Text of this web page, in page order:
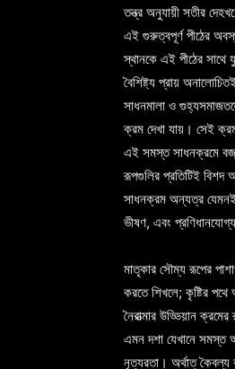
তন্ত্র অনুযায়ী সতীর
এই গুরুত্বপূর্ণ পীঠের
স্থানকে এই পীঠের সাথে
বৈশিষ্ট্য প্রায়
সাধনমালা ও
ক্রম দেখা যায়। সেই
এই সমস্ত সাধনক্রমে
রূপগুলির প্রতিটিই বিশদ
সাধনক্রম অন্যত্র যেমনই
ভীষণ, এবং
মাতৃকার সৌম্য রূপের
করতে শিখলে; কৃষ্টির
নৈরাত্মার উড্ডিয়ান
এমন দশা যেখানে সমস্ত
নৃত্যরতা। অর্থাত্ কৈবল্য